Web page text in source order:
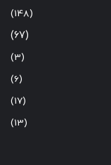
(148)
(67)
(3)
(6)
(17)
(13)